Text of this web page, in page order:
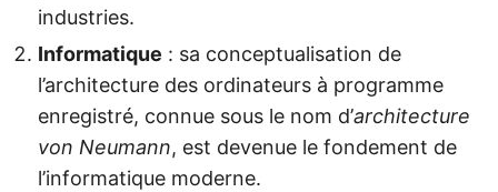
industries.
Informatique : sa conceptualisation de
l’architecture des ordinateurs à programme
enregistré, connue sous le nom d’architecture
von Neumann, est devenue le fondement de
l’informatique moderne.